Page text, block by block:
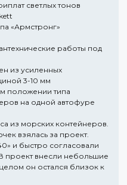
светлых тонов
«Армстронг»
работы под
из усиленных
3-10 мм
положении типа
на одной автофуре
из морских контейнеров.
взялась за проект.
и быстро согласовали
проект внесли небольшие
он остался близок к